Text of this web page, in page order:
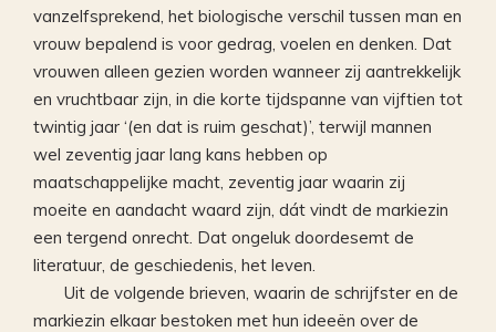
vanzelfsprekend, het biologische verschil tussen man en
vrouw bepalend is voor gedrag, voelen en denken. Dat
vrouwen alleen gezien worden wanneer zij aantrekkelijk
en vruchtbaar zijn, in die korte tijdspanne van vijftien tot
twintig jaar ‘(en dat is ruim geschat)’, terwijl mannen
wel zeventig jaar lang kans hebben op
maatschappelijke macht, zeventig jaar waarin zij
moeite en aandacht waard zijn, dát vindt de markiezin
een tergend onrecht. Dat ongeluk doordesemt de
literatuur, de geschiedenis, het leven.
Uit de volgende brieven, waarin de schrijfster en de
markiezin elkaar bestoken met hun ideeën over de